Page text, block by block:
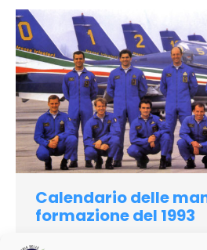
Calendario delle
formazione del 1993